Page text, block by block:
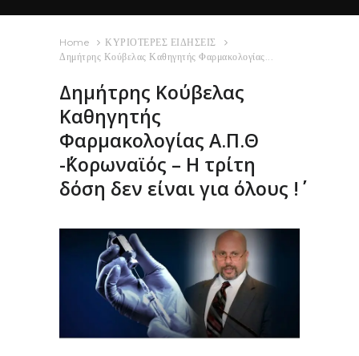
Home
ΚΥΡΙΟΤΕΡΕΣ ΕΙΔΗΣΕΙΣ
Δημήτρης Κούβελας Καθηγητής Φαρμακολογίας...
Δημήτρης Κούβελας
Καθηγητής
Φαρμακολογίας Α.Π.Θ
-΄΄Κορωναϊός – Η τρίτη
δόση δεν είναι για όλους !΄΄